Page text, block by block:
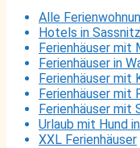
Alle
Hotels in Sassnitz
Ferienhäuser mit
Ferienhäuser in
Ferienhäuser mit
Ferienhäuser mit
Ferienhäuser mit
Urlaub mit Hund
XXL Ferienhäuser